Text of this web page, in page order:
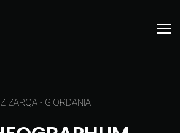
ZARQA - GIORDANIA